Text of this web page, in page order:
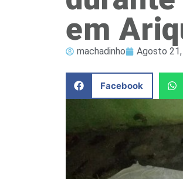
em
machadinho Agosto
Facebook